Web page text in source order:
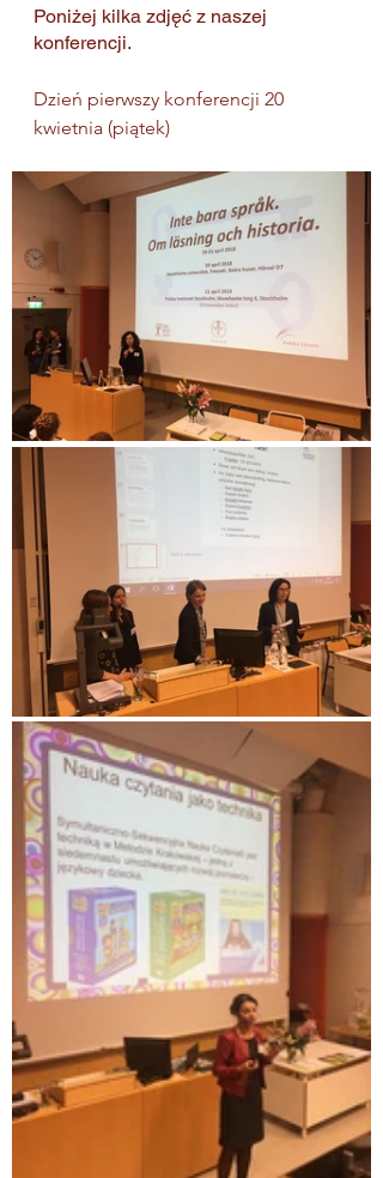
Poniżej kilka zdjęć z naszej
konferencji.
Dzień pierwszy konferencji 20
kwietnia (piątek)